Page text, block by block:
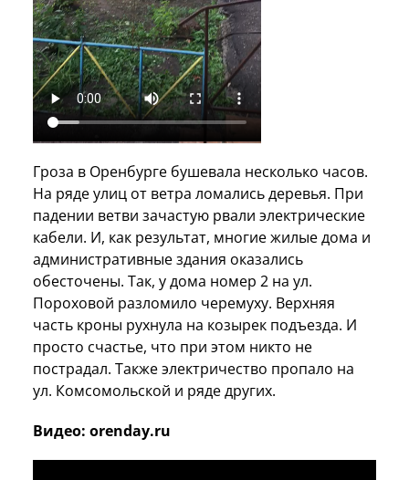
Гроза в Оренбурге бушевала несколько часов.
На ряде улиц от ветра ломались деревья. При
падении ветви зачастую рвали электрические
кабели. И, как результат, многие жилые дома и
административные здания оказались
обесточены. Так, у дома номер 2 на ул.
Пороховой разломило черемуху. Верхняя
часть кроны рухнула на козырек подъезда. И
просто счастье, что при этом никто не
пострадал. Также электричество пропало на
ул. Комсомольской и ряде других.
Видео: orenday.ru